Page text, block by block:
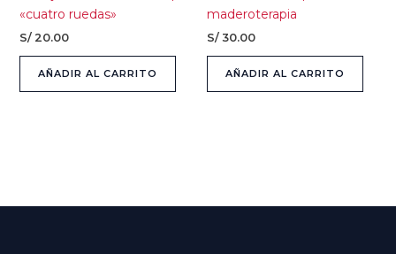
«cuatro ruedas»
S/20.00
AÑADIR AL CARRITO
maderoterapia
S/ 30.00
AÑADIR AL CARRITO